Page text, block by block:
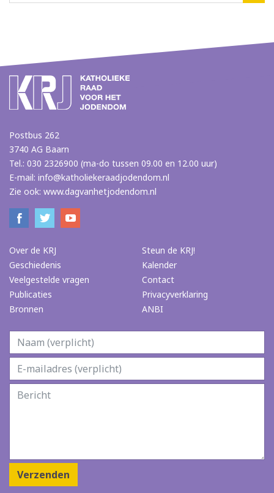
Postbus 262
3740 AG Baarn
Tel.: 030 2326900 (ma-do tussen 09.00 en 12.00 uur)
E-mail: info@katholiekeraadjodendom.nl
Zie ook: www.dagvanhetjodendom.nl
Over de KRJ
Geschiedenis
Veelgestelde vragen
Publicaties
Bronnen
Steun de KRJ!
Kalender
Contact
Privacyverklaring
ANBI
Verzenden